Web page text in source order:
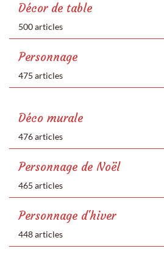
Décor de table
500 articles
Personnage
475 articles
Déco murale
476 articles
Personnage de Noël
465 articles
Personnage d'hiver
448 articles